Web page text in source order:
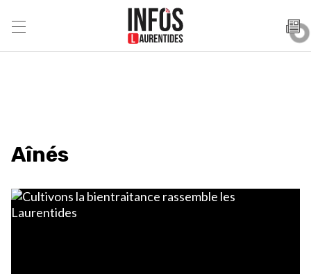
Aînés